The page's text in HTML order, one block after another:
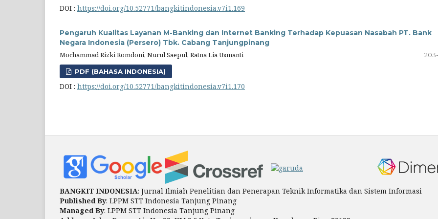
DOI : https://doi.org/10.52771/bangkitindonesia.v7i1.169
Pengaruh Kualitas Layanan M-Banking dan Internet Banking Terhadap Kepuasan Nasabah PT. Bank
Negara Indonesia (Persero) Tbk. Cabang Tanjungpinang
Mochammad Rizki Romdoni, Nurul Saepul, Ratna Lia Usmanti
PDF (BAHASA INDONESIA)
DOI : https://doi.org/10.52771/bangkitindonesia.v7i1.170
BANGKIT INDONESIA: Jurnal Ilmiah Penelitian dan Penerapan Teknik Informatika dan Sistem Informasi
Published By: LPPM STT Indonesia Tanjung Pinang
Managed By: LPPM STT Indonesia Tanjung Pinang